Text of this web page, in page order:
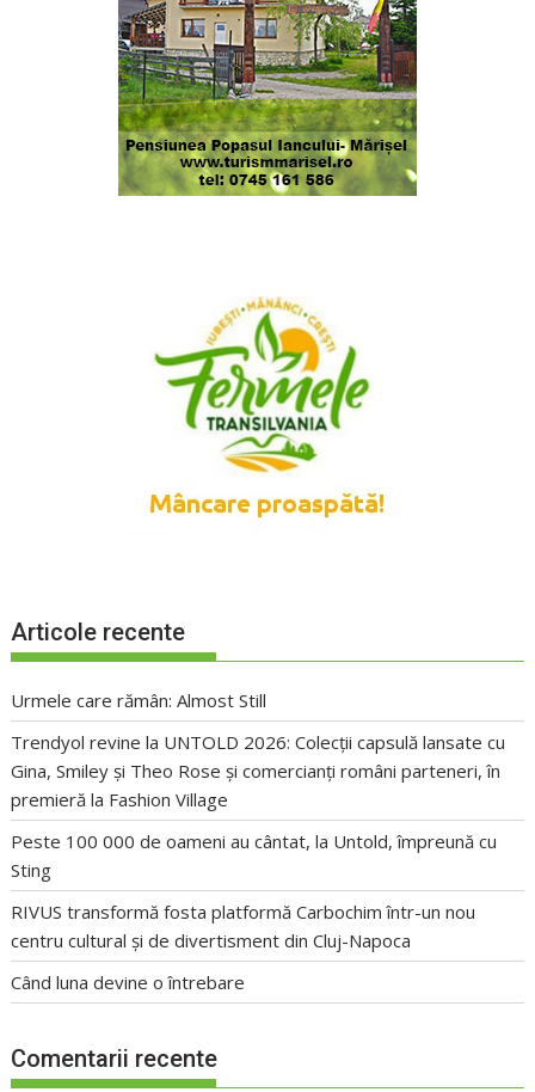
Articole recente
Urmele care rămân: Almost Still
Trendyol revine la UNTOLD 2026: Colecții capsulă lansate cu
Gina, Smiley și Theo Rose și comercianți români parteneri, în
premieră la Fashion Village
Peste 100 000 de oameni au cântat, la Untold, împreună cu
Sting
RIVUS transformă fosta platformă Carbochim într-un nou
centru cultural și de divertisment din Cluj-Napoca
Când luna devine o întrebare
Comentarii recente